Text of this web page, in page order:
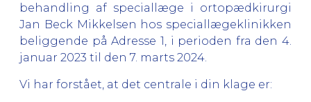
behandling af speciallæge i ortopædkirurgi
Jan Beck Mikkelsen hos speciallægeklinikken
beliggende på Adresse 1, i perioden fra den 4.
januar 2023 til den 7. marts 2024.
Vi har forstået, at det centrale i din klage er: